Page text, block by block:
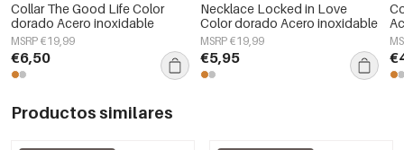
Collar The Good Life Color
dorado Acero inoxidable
MSRP €19,99
€6,50
Necklace Locked in Love
Color dorado Acero inoxidable
MSRP €19,99
€5,95
Productos similares